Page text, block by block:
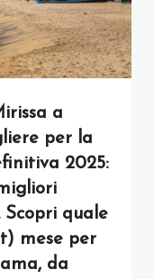
a
per la
2025:
quale
mese per
da